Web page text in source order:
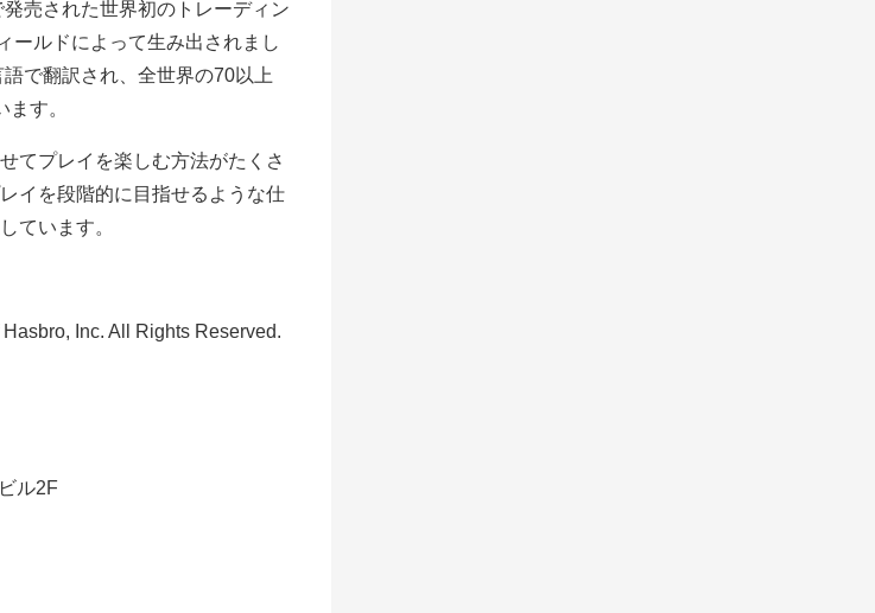
売された世界初のトレーディン
ールドによって生み出されまし
で翻訳され、全世界の70以上
す。
てプレイを楽しむ方法がたくさ
イを段階的に目指せるような仕
ています。
Inc. All Rights Reserved.
ル2F